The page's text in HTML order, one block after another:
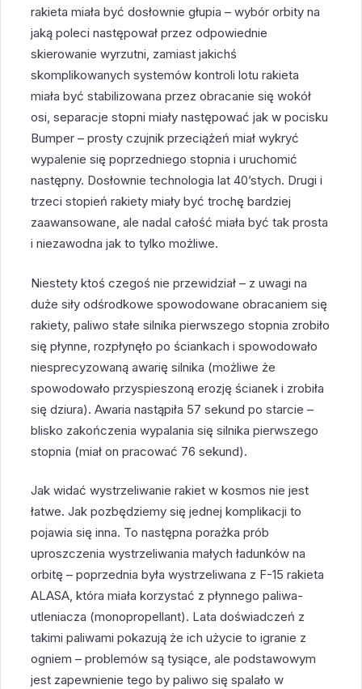
rakieta miała być dosłownie głupia – wybór orbity na
jaką poleci następował przez odpowiednie
skierowanie wyrzutni, zamiast jakichś
skomplikowanych systemów kontroli lotu rakieta
miała być stabilizowana przez obracanie się wokół
osi, separacje stopni miały następować jak w pocisku
Bumper – prosty czujnik przeciążeń miał wykryć
wypalenie się poprzedniego stopnia i uruchomić
następny. Dosłownie technologia lat 40’stych. Drugi i
trzeci stopień rakiety miały być trochę bardziej
zaawansowane, ale nadal całość miała być tak prosta
i niezawodna jak to tylko możliwe.
Niestety ktoś czegoś nie przewidział – z uwagi na
duże siły odśrodkowe spowodowane obracaniem się
rakiety, paliwo stałe silnika pierwszego stopnia zrobiło
się płynne, rozpłynęło po ściankach i spowodowało
niesprecyzowaną awarię silnika (możliwe że
spowodowało przyspieszoną erozję ścianek i zrobiła
się dziura). Awaria nastąpiła 57 sekund po starcie –
blisko zakończenia wypalania się silnika pierwszego
stopnia (miał on pracować 76 sekund).
Jak widać wystrzeliwanie rakiet w kosmos nie jest
łatwe. Jak pozbędziemy się jednej komplikacji to
pojawia się inna. To następna porażka prób
uproszczenia wystrzeliwania małych ładunków na
orbitę – poprzednia była wystrzeliwana z F-15 rakieta
ALASA, która miała korzystać z płynnego paliwa-
utleniacza (monopropellant). Lata doświadczeń z
takimi paliwami pokazują że ich użycie to igranie z
ogniem – problemów są tysiące, ale podstawowym
jest zapewnienie tego by paliwo się spalało w